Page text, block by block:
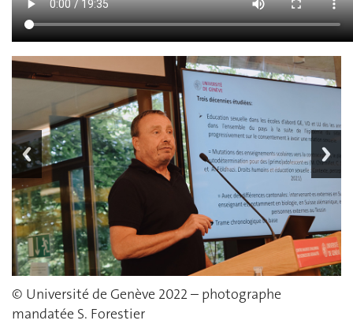
© Université de Genève 2022 – photographe
mandatée S. Forestier